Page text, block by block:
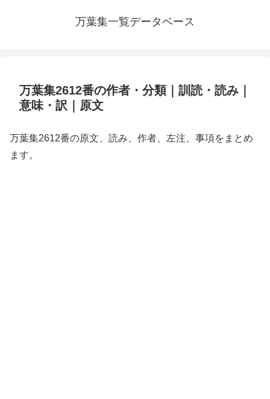
万葉集一覧データベース
万葉集2612番の作者・分類｜訓読・読み｜
意味・訳｜原文
万葉集2612番の原文、読み、作者、左注、事項をまとめ
ます。